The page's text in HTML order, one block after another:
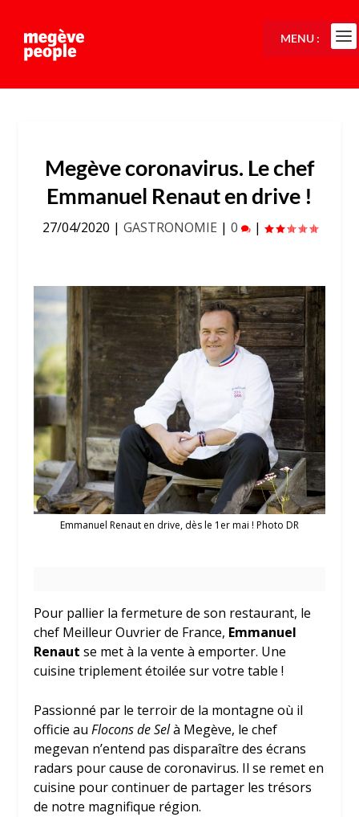
Megève coronavirus. Le chef
Emmanuel Renaut en drive !
27/04/2020 | GASTRONOMIE | 0 |
Emmanuel Renaut en drive, dès le 1er mai ! Photo DR
Pour pallier la fermeture de son restaurant, le
chef Meilleur Ouvrier de France, Emmanuel
Renaut se met à la vente à emporter. Une
cuisine triplement étoilée sur votre table !
Passionné par le terroir de la montagne où il
officie auFlocons de Selà Megève, le chef
megevan n’entend pas disparaître des écrans
radars pour cause de coronavirus. Il se remet en
cuisine pour continuer de partager les trésors
de notre magnifique région.
MENU :